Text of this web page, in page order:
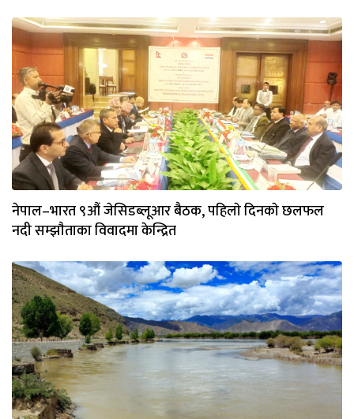
नेपाल–भारत ९औं जेसिडब्लूआर बैठक, पहिलाे दिनकाे छलफल
नदी सम्झाैताका विवादमा केन्द्रित